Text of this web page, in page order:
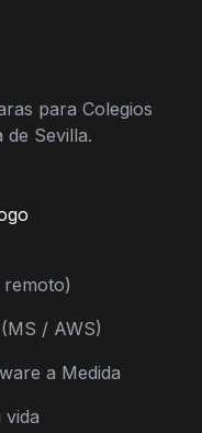
para Colegios
Sevilla.
/ AWS)
a Medida
vida